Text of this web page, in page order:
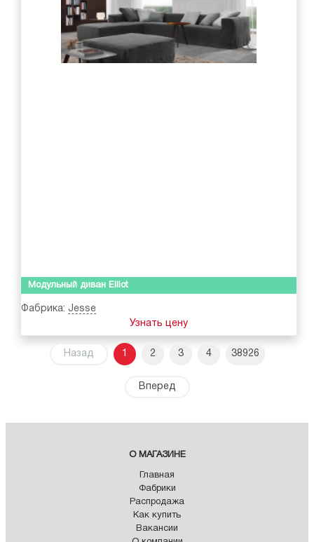
Модульный диван Elliot
Фабрика: Jesse
Узнать цену
Назад 1 2 3 4 38926
Вперед
О МАГАЗИНЕ
Главная
Фабрики
Распродажа
Как купить
Вакансии